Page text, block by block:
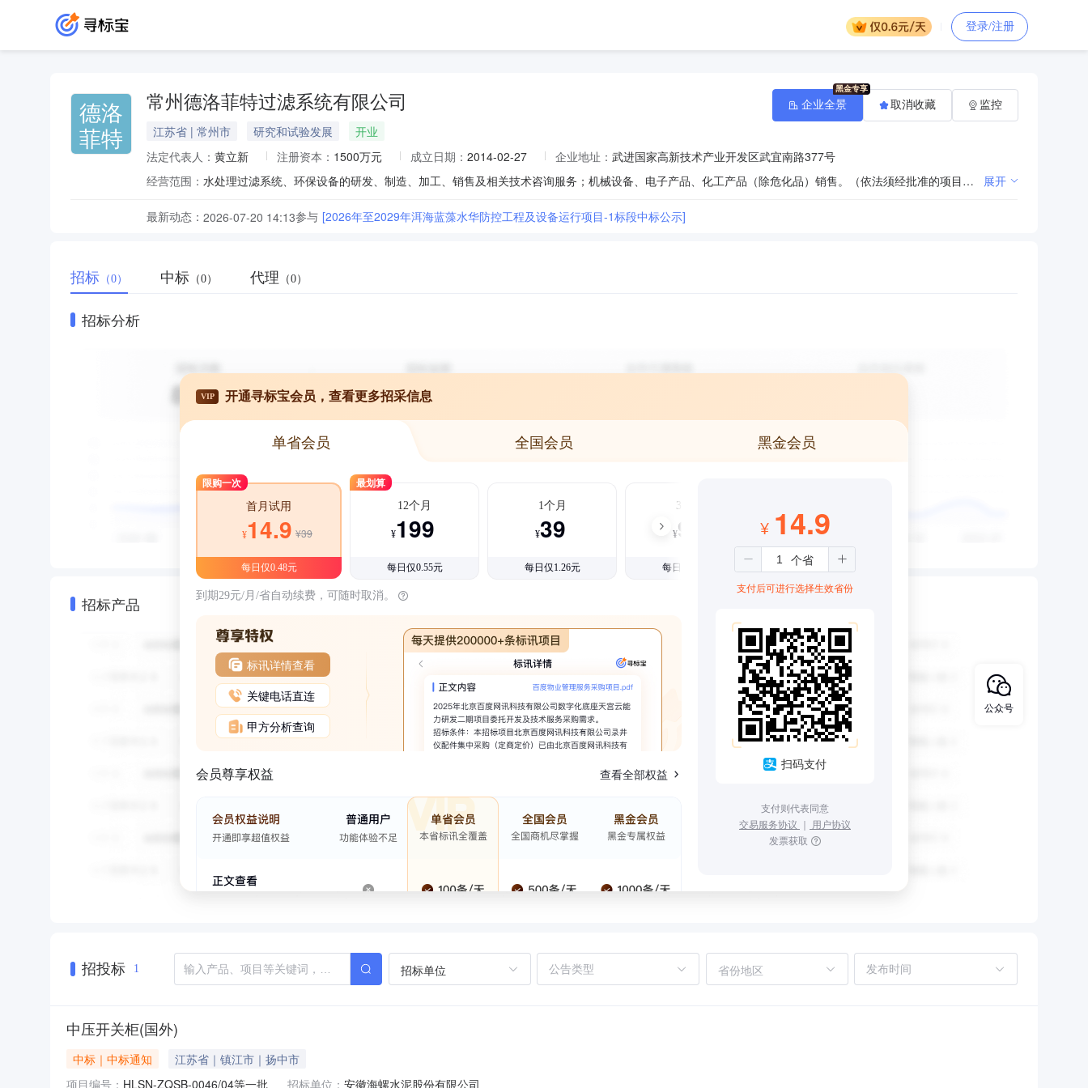
登录/注册
德洛
菲特
常州德洛菲特过滤系统有限公司
江苏省 | 常州市 研究和试验发展
开业
法定代表人： 黄立新 注册资本： 1500万元 成立日期： 2014-02-27 企业地址： 武进国家高新技术产业开发区武宜南路377号
经营范围：
水处理过滤系统、环保设备的研发、制造、加工、销售及相关技术咨询服务；机械设备、电子产品、化工产品（除危化品）销售。（依法须经批准的项目，经相关部门批准后方可开展经营活动） 一般项目：工程管理服务；环保咨询服务；电子、机械设备维护（不含特种设备）（除依法须经批准的项目外，凭营业执照依法自主开展经营活动） 展开
最新动态： 2026-07-20 14:13参与 [2026年至2029年洱海蓝藻水华防控工程及设备运行项目-1标段中标公示]
企业全景 取消收藏 监控
招标 （0） 中标 （0） 代理 （0）
招标分析
招标产品
VIP 开通寻标宝会员，查看更多招采信息
单省会员 全国会员 黑金会员
限购一次
首月试用
¥14.9 ¥39
每日仅0.48元
最划算
12个月
¥199
每日仅0.55元
1个月
¥39
每日仅1.26元
3个月
¥99
每日仅1.08元
到期29元/月/省自动续费，可随时取消。
标讯详情查看
关键电话直连
甲方分析查询
会员尊享权益 查看全部权益
¥ 14.9
支付后可进行选择生效省份
扫码支付
支付则代表同意
交易服务协议 ｜ 用户协议
发票获取
招投标 1 招标单位 省份地区
中压开关柜(国外)
中标｜中标通知
江苏省｜镇江市｜扬中市
项目编号： HLSN-ZQSB-0046/04等一批 招标单位： 安徽海螺水泥股份有限公司
公众号